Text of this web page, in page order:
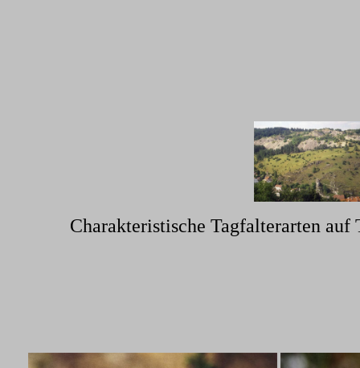
Charakteristische Tagfalterarten